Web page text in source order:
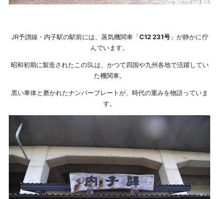
JR予讃線・内子駅の駅前には、蒸気機関車「C12 231号」が静かに佇
んでいます。
昭和初期に製造されたこのSLは、かつて四国や九州各地で活躍してい
た機関車。
黒い車体と磨かれたナンバープレートが、時代の重みを物語っていま
す。